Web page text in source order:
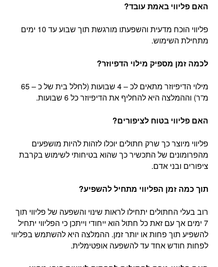
האם פליווי באמת עובד?
פליווי הוכח מדעית והשפעתו מורגשת תוך שבוע עד 10 ימים
מתחילת השימוש.
לכמה זמן מספיק מילוי הדפיוזר?
מילוי הדיפיוזר מתאים לכ – 4 שבועות (לחלל בית של כ – 65
מ”ר) וההמלצה היא להחליף את הדיפיוזר כל 6 שבועות.
האם פליווי בטוח לציפורים?
פליווי מיוצר כך שרק חתולים יוכלו לזהות להיות מושפעים
מהפרומונים של התכשיר כך שהוא בטיחותי לשימוש בקרבת
ציפורים ובני אדם.
תוך כמה זמן הפליווי מתחיל להשפיע?
רוב בעלי החתולים יתחילו לראות שינוי והשפעה של פליווי תוך
7 ימים אך עם זאת כל חתול הוא ייחודי וייתכן כי הפליווי יתחיל
להשפיע תוך פחות או יותר זמן. ההמלצה היא להשתמש בפליווי
לפחות חודש אחד עד להשפעה אופטימלית.